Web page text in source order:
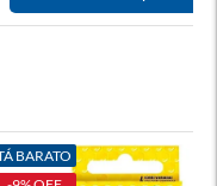
BARATO